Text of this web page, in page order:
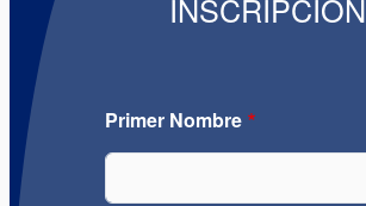
INSCRIPCIÓN
Primer Nombre